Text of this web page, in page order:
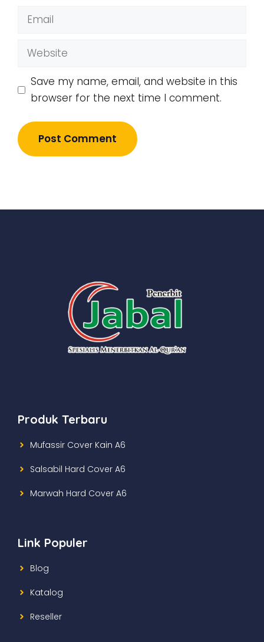
Email
Website
Save my name, email, and website in this
browser for the next time I comment.
Produk Terbaru
Mufassir Cover Kain A6
Salsabil Hard Cover A6
Marwah Hard Cover A6
Link Populer
Blog
Katalog
Reseller